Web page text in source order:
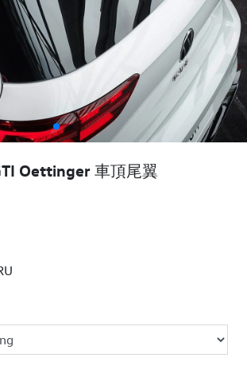
Oettinger 車頂尾翼